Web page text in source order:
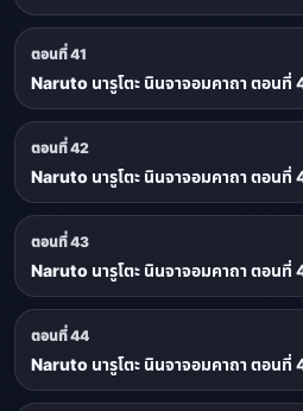
ตอนที่ 41
Naruto นารูโตะ นินจาจอมคาถา ตอนที่
ตอนที่ 42
Naruto นารูโตะ นินจาจอมคาถา ตอนที่
ตอนที่ 43
Naruto นารูโตะ นินจาจอมคาถา ตอนที่
ตอนที่ 44
Naruto นารูโตะ นินจาจอมคาถา ตอนที่